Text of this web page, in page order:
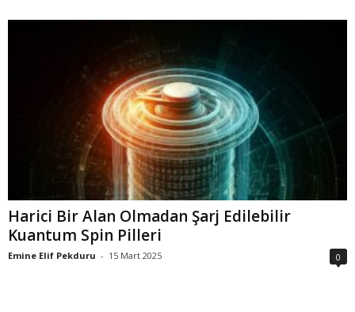
Harici Bir Alan Olmadan Şarj Edilebilir
Kuantum Spin Pilleri
Emine Elif Pekduru - 15 Mart 2025 0